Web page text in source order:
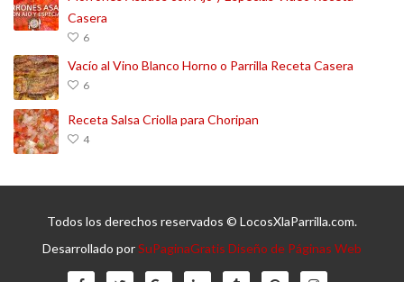
Casera
6
Vacío al Vino Blanco Horno o Parrilla Receta Casera
6
Receta Salsa Criolla para Choripan
4
Todos los derechos reservados © LocosXlaParrilla.com.
Desarrollado porSuPaginaGratis Diseño de Páginas Web